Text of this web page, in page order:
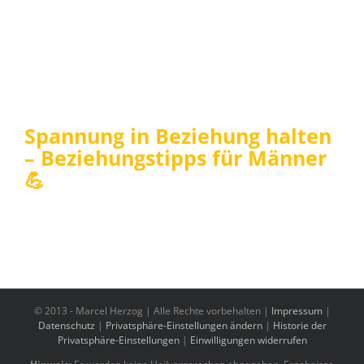
Spannung in Beziehung halten
– Beziehungstipps für Männer
💪
© 2013 - Marcel Herzog | Alle Rechte vorbehalten | Impressum |
Datenschutz | Privatsphäre-Einstellungen ändern| Historie der
Privatsphäre-Einstellungen| Einwilligungen widerrufen